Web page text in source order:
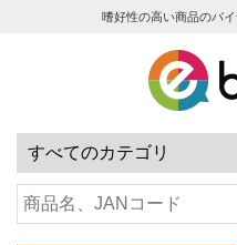
嗜好性の高い商品のバ